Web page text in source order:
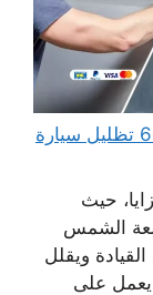
تظليل سيارات متنقل الكويت 66400552 تظليل سيارة
حيث
الشمس
القيادة ويقلل
يعمل على